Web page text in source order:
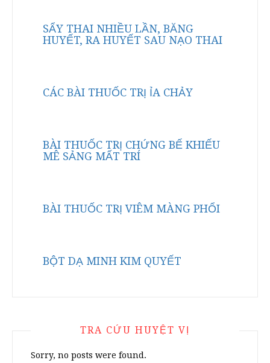
SẨY THAI NHIỀU LẦN, BĂNG
HUYẾT, RA HUYẾT SAU NẠO THAI
CÁC BÀI THUỐC TRỊ ỈA CHẢY
BÀI THUỐC TRỊ CHỨNG BẾ KHIẾU
MÊ SẢNG MẤT TRÍ
BÀI THUỐC TRỊ VIÊM MÀNG PHỔI
BỘT DẠ MINH KIM QUYẾT
TRA CỨU HUYỆT VỊ
Sorry, no posts were found.